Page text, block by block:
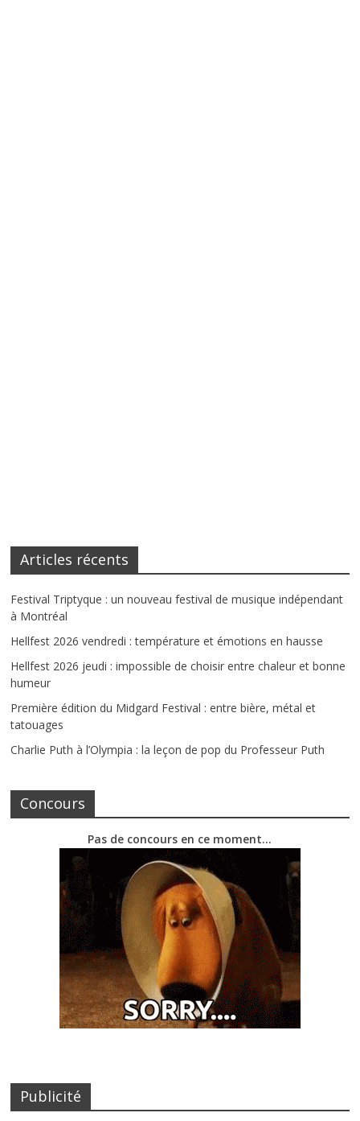
Articles récents
Festival Triptyque : un nouveau festival de musique indépendant
à Montréal
Hellfest 2026 vendredi : température et émotions en hausse
Hellfest 2026 jeudi : impossible de choisir entre chaleur et bonne
humeur
Première édition du Midgard Festival : entre bière, métal et
tatouages
Charlie Puth à l’Olympia : la leçon de pop du Professeur Puth
Concours
Pas de concours en ce moment…
Publicité